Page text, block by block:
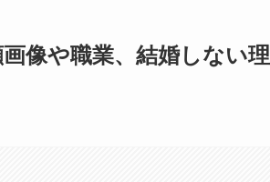
像や職業、結婚しない理